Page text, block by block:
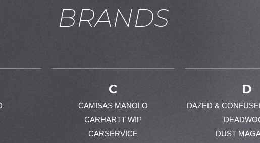
お買い物を続ける カートへ進む
BRANDS
C
CAMISAS MANOLO
CARHARTT WIP
CARSERVICE
D
DAZED &
DUST